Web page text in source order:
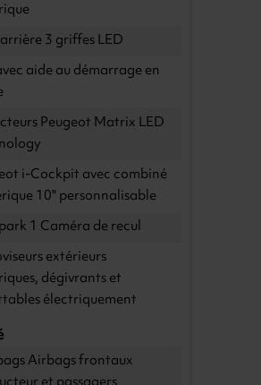
3 griffes LED
aide au démarrage en
Peugeot Matrix LED
i-Cockpit avec combiné
10" personnalisable
1 Caméra de recul
extérieurs
dégivrants et
électriquement
Airbags frontaux